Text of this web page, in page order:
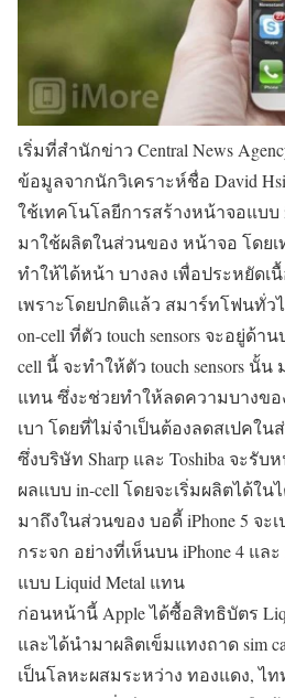
เริ่มที่สำนักข่าว Central News
ข้อมูลจากนักวิเคราะห์ชื่อ David
ใช้เทคโนโลยีการสร้างหน้าจอแบบ
มาใช้ผลิตในส่วนของ หน้าจอ โดย
ทำให้ได้หน้า บางลง เพื่อประหยัดเ
เพราะโดยปกติแล้ว สมาร์ทโฟนทั่ว
on-cell ที่ตัว touch sensors จะอยู่ด้
cell นี้ จะทำให้ตัว touch sensors นั้น
แทน ซึ่งะช่วยทำให้ลดความบางข
เบา โดยที่ไม่จำเป็นต้องลดสเปคใน
ซึ่งบริษัท Sharp และ Toshiba จะรั
ผลแบบ in-cell โดยจะเริ่มผลิตได้ใน
มาถึงในส่วนของ บอดี้ iPhone 5 จะ
กระจก อย่างที่เห็นบน iPhone 4 และ
แบบ Liquid Metal แทน
ก่อนหน้านี้ Apple ได้ซื้อสิทธิบัตร
และได้นำมาผลิตเข็มแทงถาด sim
เป็นโลหะผสมระหว่าง ทองแดง, ไท